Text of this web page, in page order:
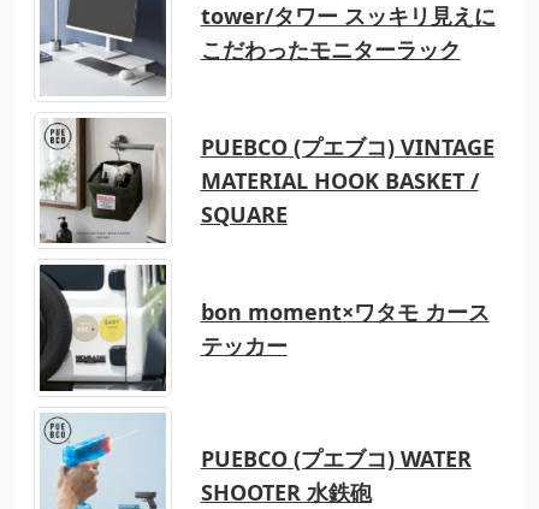
tower/タワー スッキリ見えに
こだわったモニターラック
PUEBCO (プエブコ) VINTAGE
MATERIAL HOOK BASKET /
SQUARE
bon moment×ワタモ カース
テッカー
PUEBCO (プエブコ) WATER
SHOOTER 水鉄砲